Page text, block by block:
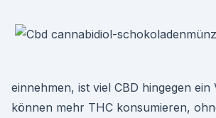
einnehmen, ist viel CBD hingegen ein
können mehr THC konsumieren,